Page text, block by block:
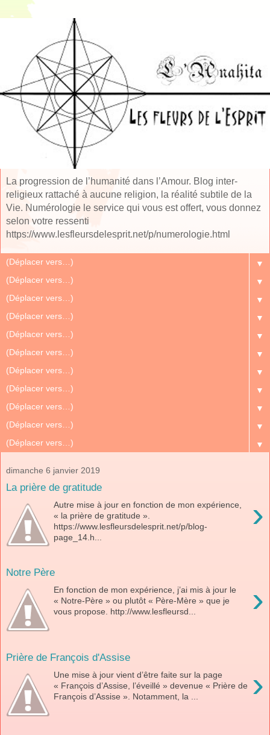
La progression de l’humanité dans l’Amour. Blog inter-
religieux rattaché à aucune religion, la réalité subtile de la
Vie. Numérologie le service qui vous est offert, vous donnez
selon votre ressenti
https://www.lesfleursdelesprit.net/p/numerologie.html
▼
▼
▼
▼
▼
▼
▼
▼
▼
▼
▼
dimanche 6 janvier 2019
La prière de gratitude
›
Autre mise à jour en fonction de mon expérience,
« la prière de gratitude ».
https://www.lesfleursdelesprit.net/p/blog-
page_14.h...
Notre Père
›
En fonction de mon expérience, j’ai mis à jour le
« Notre-Père » ou plutôt « Père-Mère » que je
vous propose. http://www.lesfleursd...
Prière de François d'Assise
›
Une mise à jour vient d’être faite sur la page
« François d’Assise, l’éveillé » devenue « Prière de
François d’Assise ». Notamment, la ...